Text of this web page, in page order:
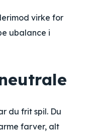
virke for
ubalance i
du frit spil. Du
farver, alt